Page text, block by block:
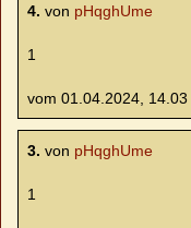
4. von pHqghUme
1
vom 01.04.2024, 14.03
3. von pHqghUme
1